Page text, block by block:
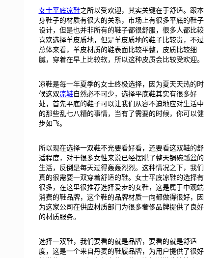
女士平底凉鞋之所以受欢迎，其实关键在于舒适。跟本
身鞋子的材质有很大的关系，市场上有很多平底的鞋子
设计，但是也并非所有的鞋子都很舒服，很多人都比较
喜欢选择羊皮质地，但是羊皮质地的鞋子比较贵，不过
总体来看，羊皮材质的鞋表面比较平整，皮质比较细
腻，穿着在早上比较软，所以这种皮质会比较受欢迎。
凉鞋是每一年夏季的女士终极选择，因为夏天天热的时
候这双凉鞋自然必不可少，选择平底鞋其实有很多好
处，首先平底的鞋子可以让我们从容不迫地应对生活中
的那些乱七八糟的事情，当有了需要的时候，你可以健
步如飞。
所以现在选择一双鞋不光要看好看，还要看这双鞋的舒
适程度，对于很多女性来说已经摆脱了整天锅碗瓢盆的
生活，反倒是每天过得轰轰烈烈。这种情况之下，我们
真的很需要一双穿着舒适的鞋。女士平底凉鞋的选择有
很多，在这里很推荐选择爱步的女鞋，这是属于中观端
消费的鞋品牌，这个鞋的品牌材质一向都做得很好，因
为这家公司在供应材质部门为很多奢侈品牌提供了良好
的材质服务。
选择一双鞋，我们要看的就是品牌，要看的就是舒适
度，这是一个来自丹麦的鞋履品牌，为用户提供了很好